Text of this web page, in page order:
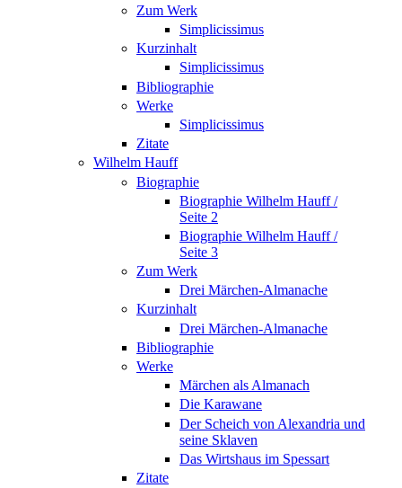
Zum Werk
Simplicissimus
Kurzinhalt
Simplicissimus
Bibliographie
Werke
Simplicissimus
Zitate
Wilhelm Hauff
Biographie
Biographie Wilhelm Hauff /
Seite 2
Biographie Wilhelm Hauff /
Seite 3
Zum Werk
Drei Märchen-Almanache
Kurzinhalt
Drei Märchen-Almanache
Bibliographie
Werke
Märchen als Almanach
Die Karawane
Der Scheich von Alexandria und
seine Sklaven
Das Wirtshaus im Spessart
Zitate